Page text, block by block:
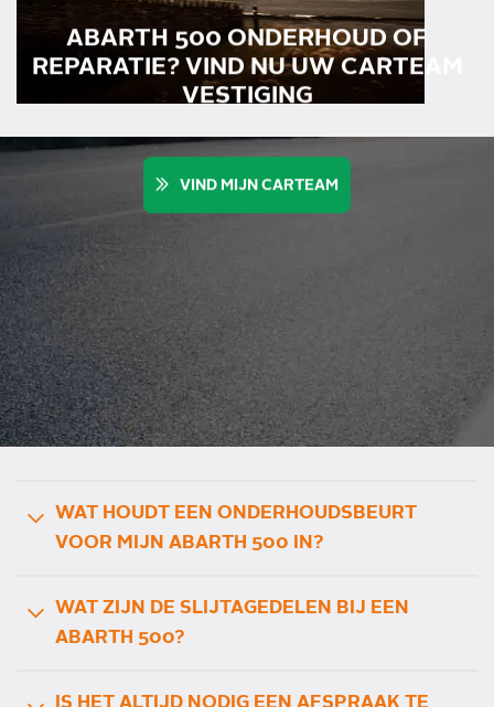
ABARTH 500 ONDERHOUD OF
REPARATIE? VIND NU UW CARTEAM
VESTIGING
VIND MIJN CARTEAM
WAT HOUDT EEN ONDERHOUDSBEURT
VOOR MIJN ABARTH 500 IN?
WAT ZIJN DE SLIJTAGEDELEN BIJ EEN
ABARTH 500?
IS HET ALTIJD NODIG EEN AFSPRAAK TE